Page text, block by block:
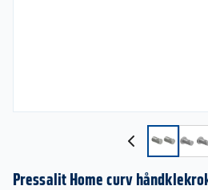
Pressalit Home curv